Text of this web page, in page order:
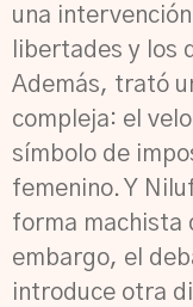
una
libertades y los
Además, trató
compleja: el
símbolo de
femenino. Y
forma machista
embargo, el
introduce otra